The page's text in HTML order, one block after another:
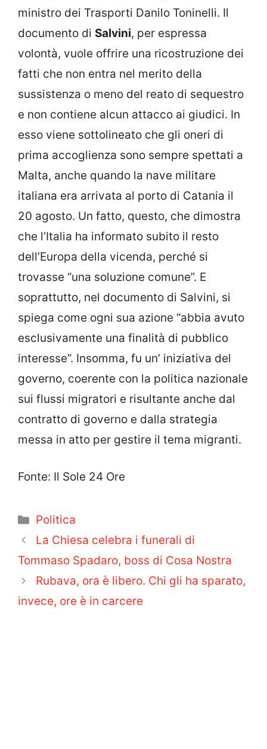
ministro dei Trasporti Danilo Toninelli. Il
documento di Salvini, per espressa
volontà, vuole offrire una ricostruzione dei
fatti che non entra nel merito della
sussistenza o meno del reato di sequestro
e non contiene alcun attacco ai giudici. In
esso viene sottolineato che gli oneri di
prima accoglienza sono sempre spettati a
Malta, anche quando la nave militare
italiana era arrivata al porto di Catania il
20 agosto. Un fatto, questo, che dimostra
che l’Italia ha informato subito il resto
dell’Europa della vicenda, perché si
trovasse “una soluzione comune”. E
soprattutto, nel documento di Salvini, si
spiega come ogni sua azione “abbia avuto
esclusivamente una finalità di pubblico
interesse”. Insomma, fu un’ iniziativa del
governo, coerente con la politica nazionale
sui flussi migratori e risultante anche dal
contratto di governo e dalla strategia
messa in atto per gestire il tema migranti.
Fonte: Il Sole 24 Ore
Categorie
Politica
La Chiesa celebra i funerali di
Tommaso Spadaro, boss di Cosa Nostra
Rubava, ora è libero. Chi gli ha sparato,
invece, ore è in carcere